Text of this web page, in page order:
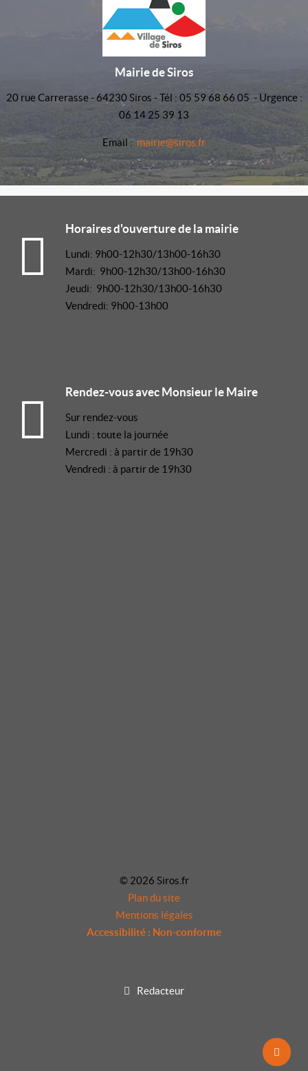
Mairie de Siros
20 rue Carrerasse - 64230 Siros - Tél : 05 59 68 66 05 - Urgence :
06 14 25 39 13
Email : mairie@siros.fr
Horaires d'ouverture de la mairie
Lundi: 9h00-12h30/13h00-16h30
Mardi: 9h00-12h30/13h00-16h30
Jeudi: 9h00-12h30/13h00-16h30
Vendredi: 9h00-13h00
Rendez-vous avec Monsieur le Maire
Sur rendez-vous
Lundi : toute la journée
Mercredi : à partir de 19h30
Vendredi : à partir de 19h30
© 2026 Siros.fr
Plan du site
Mentions légales
Accessibilité : Non-conforme
Redacteur